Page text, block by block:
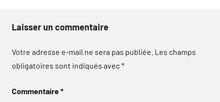
Laisser un commentaire
Votre adresse e-mail ne sera pas publiée. Les champs
obligatoires sont indiqués avec*
Commentaire*